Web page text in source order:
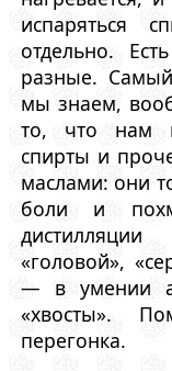
испаряться
отдельно.
разные.
мы знаем,
то, что нам
спирты и
маслами: они
боли и
«головой»,
— в умении
«хвосты».
перегонка.